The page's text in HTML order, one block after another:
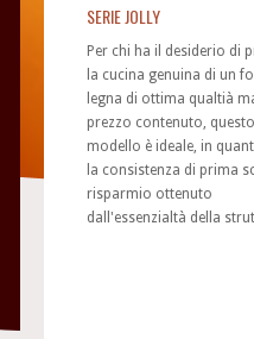
SERIE JOLLY
Per chi ha il desiderio di
la cucina genuina di un
legna di ottima qualtià
prezzo contenuto, questo
modello è ideale, in
la consistenza di prima
risparmio ottenuto
dall'essenzialtà della